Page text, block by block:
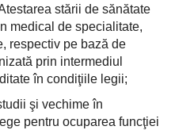
stării de sănătate
medical de specialitate,
respectiv pe bază de
prin intermediul
în condiţiile legii;
şi vechime în
pentru ocuparea funcţiei